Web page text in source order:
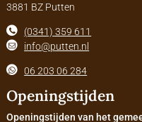
3881 BZ Putten
(0341) 359 611
info@putten.nl
06 203 06 284
Openingstijden
Openingstijden van het